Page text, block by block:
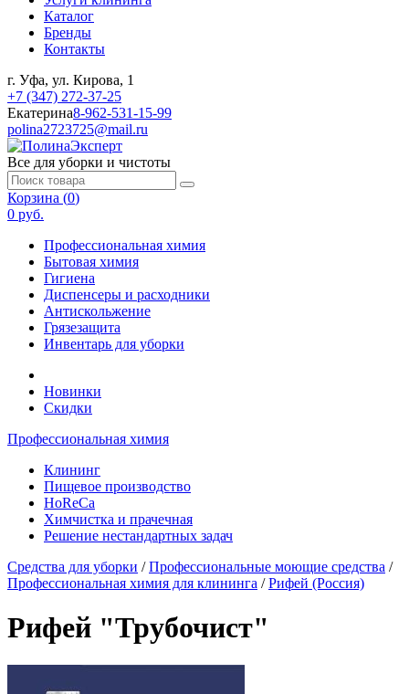
Каталог
Бренды
Контакты
г. Уфа, ул. Кирова, 1
+7 (347) 272-37-25
Екатерина8-962-531-15-99
polina2723725@mail.ru
Все для уборки и чистоты
Корзина (0)
0 руб.
Профессиональная химия
Бытовая химия
Гигиена
Диспенсеры и расходники
Антискольжение
Грязезащита
Инвентарь для уборки
Новинки
Скидки
Профессиональная химия
Клининг
Пищевое производство
HoReCa
Химчистка и прачечная
Решение нестандартных задач
Средства для уборки /Профессиональные моющие средства /
Профессиональная химия для клининга /Рифей (Россия)
Рифей "Трубочист"